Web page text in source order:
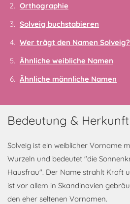
Orthographie
Solveig buchstabieren
Wer trägt den Namen Solveig?
Ähnliche weibliche Namen
Ähnliche männliche Namen
Bedeutung &
Solveig ist ein weiblicher Vorname
Wurzeln und bedeutet "die
Hausfrau". Der Name strahlt Kraft
ist vor allem in Skandinavien
den eher seltenen Vornamen.